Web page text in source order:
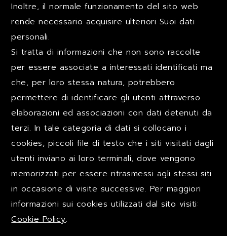
Inoltre, il normale funzionamento del sito web
rende necessario acquisire ulteriori Suoi dati
personali.
Si tratta di informazioni che non sono raccolte
per essere associate a interessati identificati ma
che, per loro stessa natura, potrebbero
permettere di identificare gli utenti attraverso
elaborazioni ed associazioni con dati detenuti da
terzi. In tale categoria di dati si collocano i
cookies, piccoli file di testo che i siti visitati dagli
utenti inviano ai loro terminali, dove vengono
memorizzati per essere ritrasmessi agli stessi siti
in occasione di visite successive. Per maggiori
informazioni sui cookies utilizzati dal sito visiti:
Cookie Policy.